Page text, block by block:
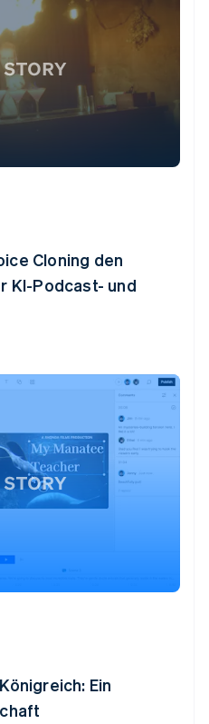
Cloning den
KI-Podcast- und
Ein